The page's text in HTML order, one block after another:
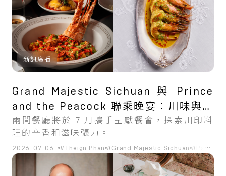
新訊廣播
Grand Majestic Sichuan 與 Prince
and the Peacock 聯乘晚宴：川味與香
料交織的風味火花
兩間餐廳將於 7 月攜手呈獻餐會，探索川印料
理的辛香和滋味張力。
2026-07-06 #Theign Phan #Grand Majestic Sichuan #Palash
...